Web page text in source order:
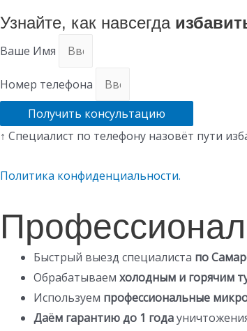
Узнайте, как навсегда
Ваше Имя
Номер телефона
Получить консультацию
↑ Специалист по телефону назовёт пути
Политика конфиденциальности.
Быстрый выезд специалиста по
Обрабатываем холодным и горячим
Используем профессиональные
Даём гарантию до 1 года